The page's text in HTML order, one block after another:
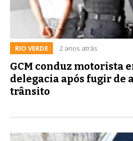
RIO VERDE 2 anos atrás
GCM conduz motorista
delegacia após fugir de
trânsito